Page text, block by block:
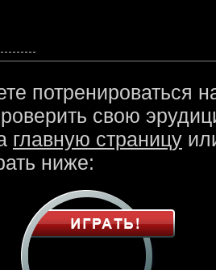
потренироваться
свою
главную страницу
ниже: